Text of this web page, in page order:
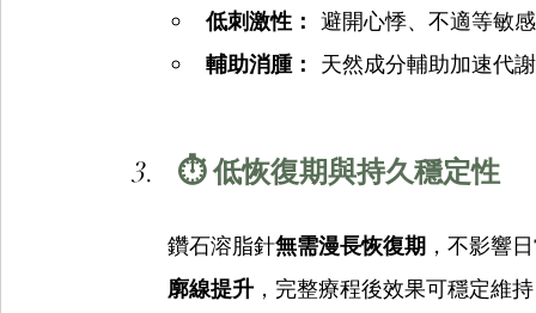
低刺激性： 避開心悸、不適等敏
輔助消腫： 天然成分輔助加速代
⏱️ 低恢復期與持久穩定性
鑽石溶脂針無需漫長恢復期 ，不影響
廓線提升 ，完整療程後效果可穩定維